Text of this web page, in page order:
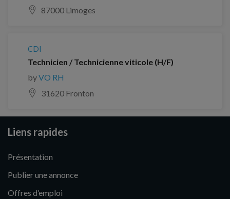
87000 Limoges
CDI
Technicien / Technicienne viticole (H/F)
byVO RH
31620 Fronton
Liens rapides
Présentation
Publier une annonce
Offres d’emploi